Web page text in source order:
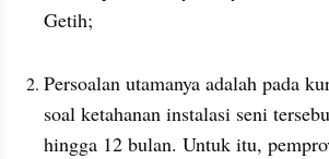
Getih;
Persoalan utamanya adalah pada
soal ketahanan instalasi seni
hingga 12 bulan. Untuk itu,